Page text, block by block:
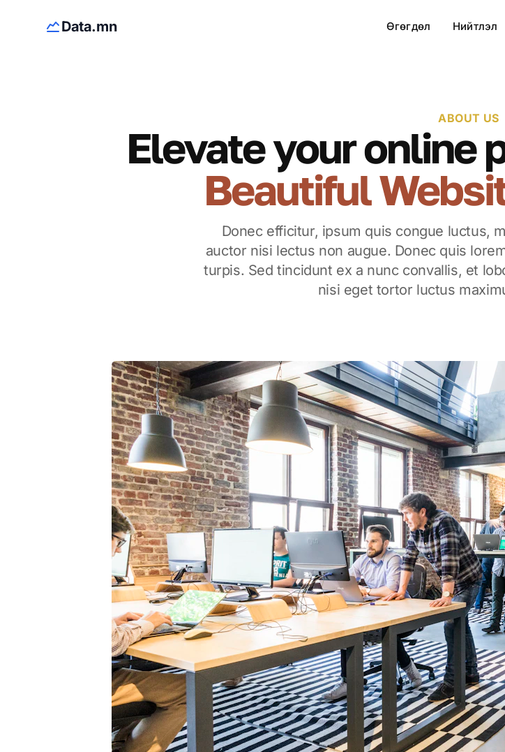
Data.mn Өгөгдөл Нийтлэл
ABOUT US
Elevate your online
Beautiful
Donec efficitur, ipsum quis congue luctus,
auctor nisi lectus non augue. Donec quis
turpis. Sed tincidunt ex a nunc convallis, et
nisi eget tortor luctus